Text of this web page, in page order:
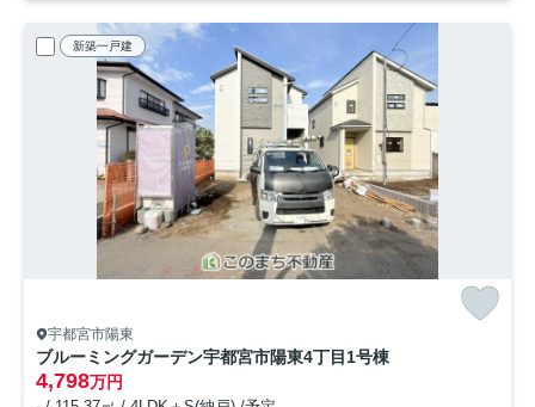
新築一戸建
宇都宮市陽東
ブルーミングガーデン宇都宮市陽東4丁目1号棟
4,798万円